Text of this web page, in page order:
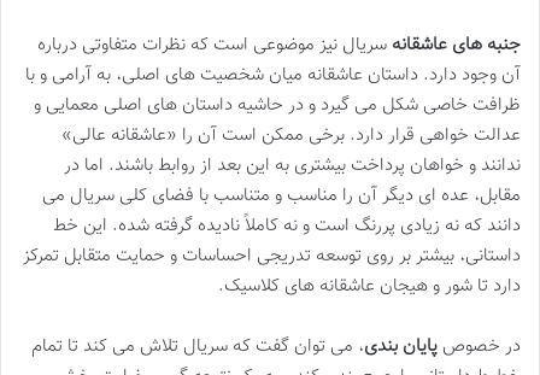
جنبه های عاشقانه سریال نیز موضوعی است که نظرات متفاوتی درباره
آن وجود دارد. داستان عاشقانه میان شخصیت های اصلی، به آرامی و با
ظرافت خاصی شکل می گیرد و در حاشیه داستان های اصلی معمایی و
عدالت خواهی قرار دارد. برخی ممکن است آن را «عاشقانه عالی»
ندانند و خواهان پرداخت بیشتری به این بعد از روابط باشند. اما در
مقابل، عده ای دیگر آن را مناسب و متناسب با فضای کلی سریال می
دانند که نه زیادی پررنگ است و نه کاملاً نادیده گرفته شده. این خط
داستانی، بیشتر بر روی توسعه تدریجی احساسات و حمایت متقابل تمرکز
دارد تا شور و هیجان عاشقانه های کلاسیک.
در خصوص پایان بندی، می توان گفت که سریال تلاش می کند تا تمام